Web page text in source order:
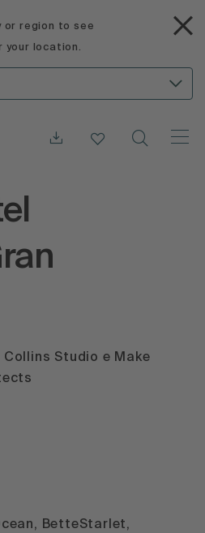
region to see
your location.
Collins Studio e Make
BetteStarlet,